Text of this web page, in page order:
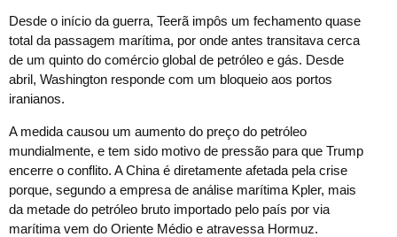
Desde o início da guerra, Teerã impôs um fechamento quase
total da passagem marítima, por onde antes transitava cerca
de um quinto do comércio global de petróleo e gás. Desde
abril, Washington responde com um bloqueio aos portos
iranianos.
A medida causou um aumento do preço do petróleo
mundialmente, e tem sido motivo de pressão para que Trump
encerre o conflito. A China é diretamente afetada pela crise
porque, segundo a empresa de análise marítima Kpler, mais
da metade do petróleo bruto importado pelo país por via
marítima vem do Oriente Médio e atravessa Hormuz.